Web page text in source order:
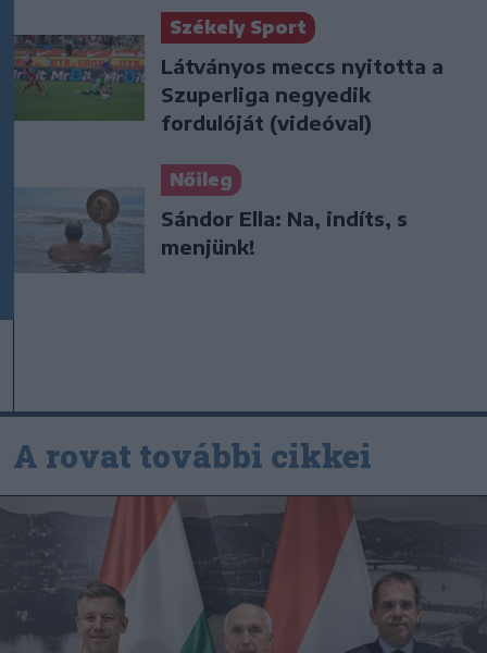
Székely Sport
Látványos meccs nyitotta a
Szuperliga negyedik
fordulóját (videóval)
Nőileg
Sándor Ella: Na, indíts, s
menjünk!
A rovat további cikkei